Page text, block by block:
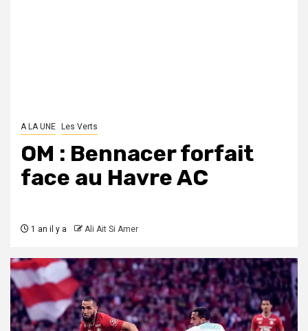
A LA UNE Les Verts
OM : Bennacer forfait
face au Havre AC
1 an il y a Ali Ait Si Amer